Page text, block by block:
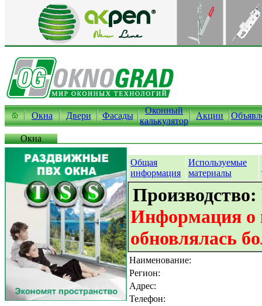
Окна Двери Фасады
Оконный
калькулятор
Акции
Окна
Общая
информация
Используемые
материалы
Информация о
обновлялась
Наименование:
Регион:
Адрес:
Телефон: